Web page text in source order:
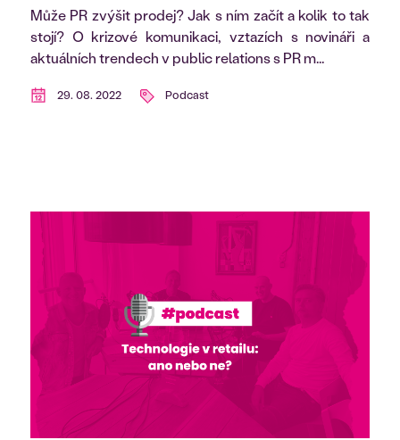
Může PR zvýšit prodej? Jak s ním začít a kolik to tak
stojí? O krizové komunikaci, vztazích s novináři a
aktuálních trendech v public relations s PR m...
29. 08. 2022 Podcast